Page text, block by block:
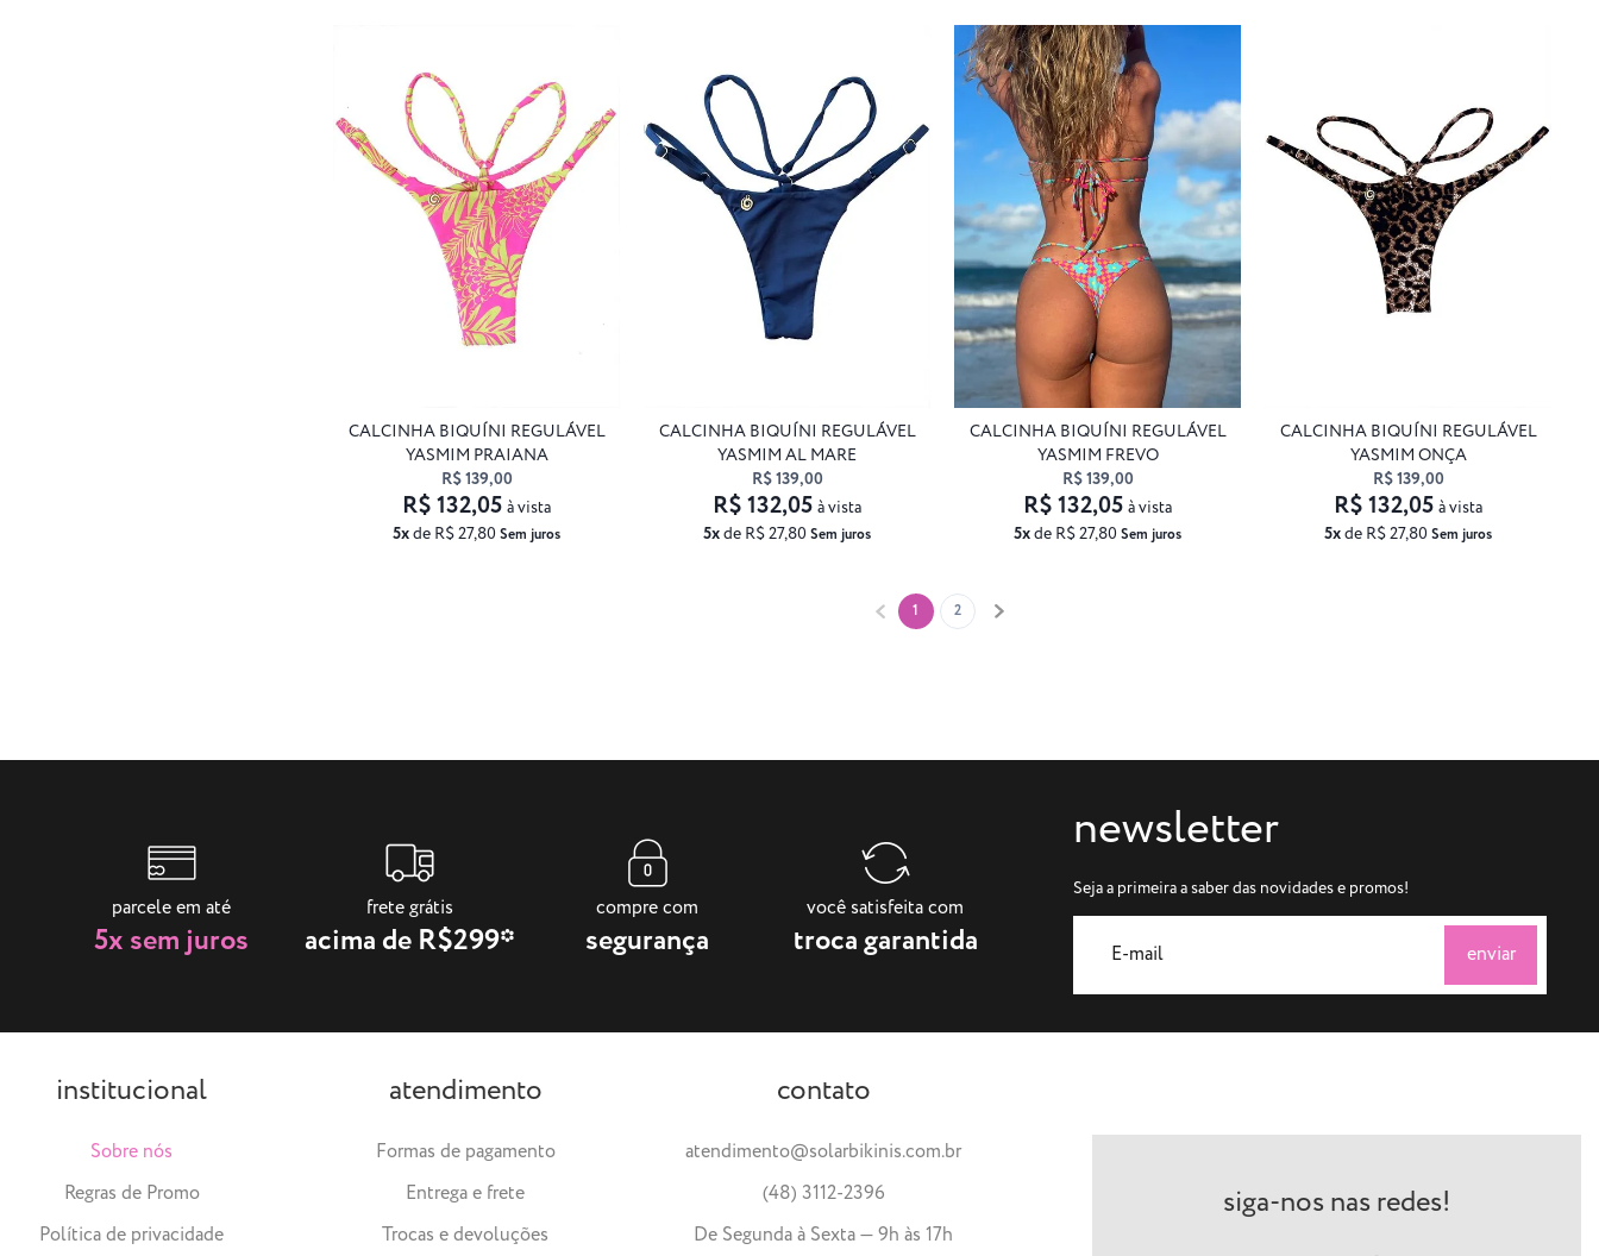
CALCINHA BIQUÍNI REGULÁVEL
YASMIM PRAIANA
R$ 139,00
5xde R$ 27,80 Sem juros
R$ 132,05 à vista
CALCINHA BIQUÍNI REGULÁVEL
YASMIM AL MARE
R$ 139,00
5xde R$ 27,80 Sem juros
R$ 132,05 à vista
CALCINHA BIQUÍNI REGULÁVEL
YASMIM FREVO
R$ 139,00
5xde R$ 27,80 Sem juros
R$ 132,05 à vista
CALCINHA BIQUÍNI REGULÁVEL
YASMIM ONÇA
R$ 139,00
5xde R$ 27,80 Sem juros
R$ 132,05 à vista
1 2
parcele em até
5x sem juros
frete grátis
acima de R$299*
compre com
segurança
você satisfeita com
troca garantida
newsletter
Seja a primeira a saber das novidades e promos!
institucional
Sobre nós
Regras de Promo
Política de privacidade
atendimento
Formas de pagamento
Entrega e frete
Trocas e devoluções
contato
atendimento@solarbikinis.com.br
(48) 3112-2396
De Segunda à Sexta — 9h às 17h
siga-nos nas redes!